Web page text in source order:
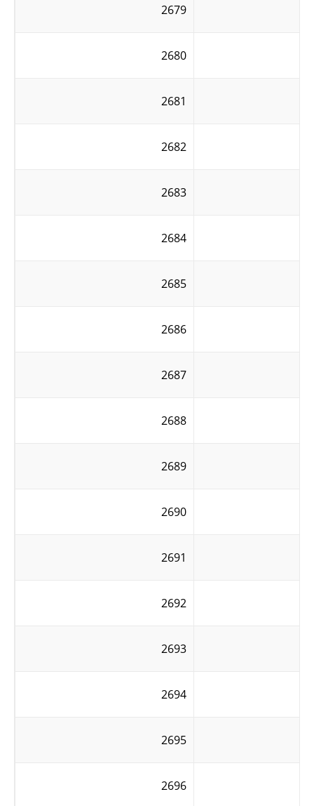
2679
2680
2681
2682
2683
2684
2685
2686
2687
2688
2689
2690
2691
2692
2693
2694
2695
2696